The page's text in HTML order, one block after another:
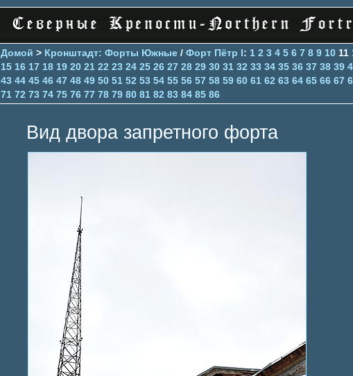
Домой > Кронштадт: Форты Южные / Форт Пётр I: 1 2 3 4 5 6 7 8 9 10 11
15 16 17 18 19 20 21 22 23 24 25 26 27 28 29 30 31 32 33 34 35 36 37 38 39
43 44 45 46 47 48 49 50 51 52 53 54 55 56 57 58 59 60 61 62 63 64 65 66 67
71 72 73 74 75 76 77 78 79 80 81 82 83 84 85 86
Вид двора запретного форта